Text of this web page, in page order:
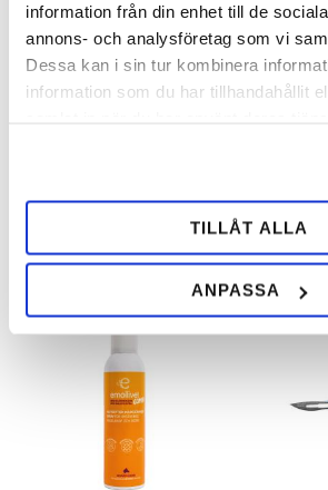
information från din enhet till de
annons- och analysföretag som vi
Dessa kan i sin tur kombinera
information som du har tillhandahållit
TILLÅT ALLA
ANPASSA
Engangshandske
Tilføj til